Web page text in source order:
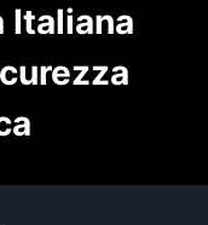
Italiana